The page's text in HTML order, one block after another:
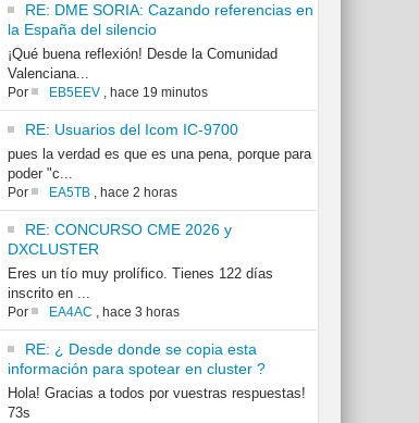
RE: DME SORIA: Cazando referencias en
la España del silencio
¡Qué buena reflexión! Desde la Comunidad
Valenciana...
Por EB5EEV, hace 19 minutos
RE: Usuarios del Icom IC-9700
pues la verdad es que es una pena, porque para
poder "c...
Por EA5TB, hace 2 horas
RE: CONCURSO CME 2026 y
DXCLUSTER
Eres un tío muy prolífico. Tienes 122 días
inscrito en ...
Por EA4AC , hace 3 horas
RE: ¿ Desde donde se copia esta
información para spotear en cluster ?
Hola! Gracias a todos por vuestras respuestas!
73s